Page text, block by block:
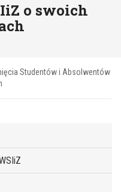
o swoich
Studentów i Absolwentów